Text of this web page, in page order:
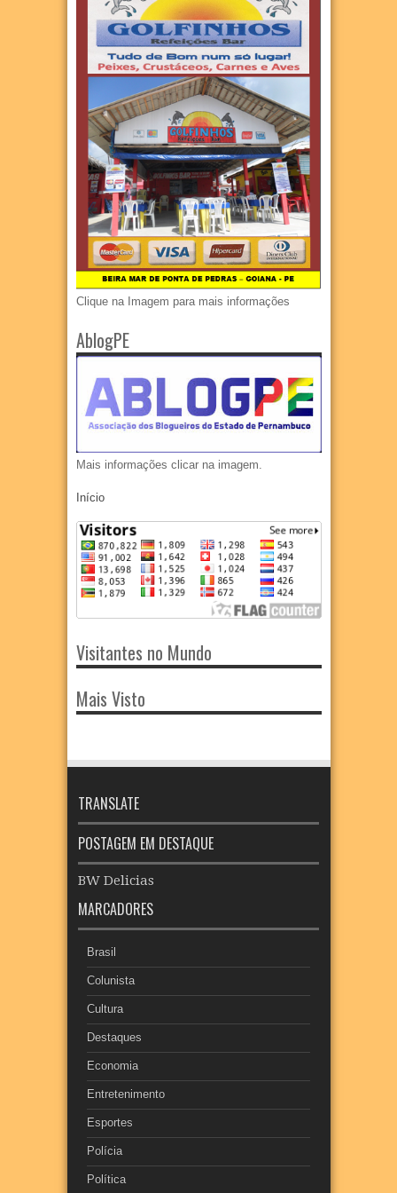
Clique na Imagem para mais informações
AblogPE
Mais informações clicar na imagem.
Início
Visitantes no Mundo
Mais Visto
TRANSLATE
POSTAGEM EM DESTAQUE
BW Delicias
MARCADORES
Brasil
Colunista
Cultura
Destaques
Economia
Entretenimento
Esportes
Polícia
Política